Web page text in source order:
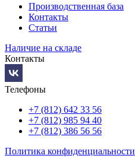
Производственная база
Контакты
Статьи
Наличие на складе
Контакты
Телефоны
+7 (812) 642 33 56
+7 (812) 985 94 40
+7 (812) 386 56 56
Политика конфиденциальности